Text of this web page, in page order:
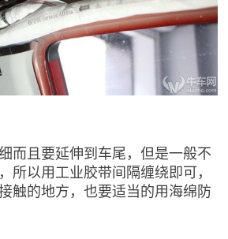
而且要延伸到车尾，但是一般不
所以用工业胶带间隔缠绕即可，
触的地方，也要适当的用海绵防